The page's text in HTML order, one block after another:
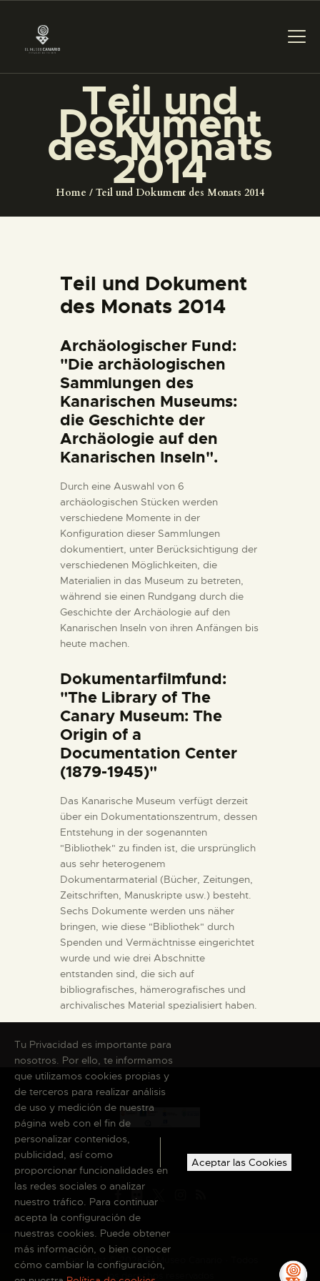
Teil und
Dokument
des Monats
2014
Home Teil und Dokument des Monats 2014
DAS MUSEUM
DIENSTLEISTUNGEN
DAS MUSEUM
DIGITALE RESSOURCEN
DEUTSCH
Teil und Dokument
des Monats 2014
Archäologischer Fund:
"Die archäologischen
Sammlungen des
Kanarischen Museums:
die Geschichte der
Archäologie auf den
Kanarischen Inseln".
Durch eine Auswahl von 6
archäologischen Stücken werden
verschiedene Momente in der
Konfiguration dieser Sammlungen
dokumentiert, unter Berücksichtigung der
verschiedenen Möglichkeiten, die
Materialien in das Museum zu betreten,
während sie einen Rundgang durch die
Geschichte der Archäologie auf den
Kanarischen Inseln von ihren Anfängen bis
heute machen.
Dokumentarfilmfund:
"The Library of The
Canary Museum: The
Origin of a
Documentation Center
(1879-1945)"
Das Kanarische Museum verfügt derzeit
über ein Dokumentationszentrum, dessen
Entstehung in der sogenannten
"Bibliothek" zu finden ist, die ursprünglich
aus sehr heterogenem
Dokumentarmaterial (Bücher, Zeitungen,
Zeitschriften, Manuskripte usw.) besteht.
Sechs Dokumente werden uns näher
bringen, wie diese "Bibliothek" durch
Spenden und Vermächtnisse eingerichtet
wurde und wie drei Abschnitte
entstanden sind, die sich auf
bibliografisches, hämerografisches und
archivalisches Material spezialisiert haben.
Copyright © 2026 El Museo Canario · Todos
los derechos reservados
Tu Privacidad es importante para
nosotros. Por ello, te informamos
que utilizamos cookies propias y
de terceros para realizar análisis
de uso y medición de nuestra
página web con el fin de
personalizar contenidos,
publicidad, así como
proporcionar funcionalidades en
las redes sociales o analizar
nuestro tráfico. Para continuar
acepta la configuración de
nuestras cookies. Puede obtener
más información, o bien conocer
cómo cambiar la configuración,
Aceptar las Cookies